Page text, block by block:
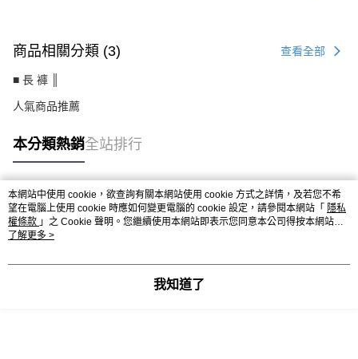
商品相關分類 (3) 查看全部
■ 長 褲 ║
人氣商品推薦
本分類熱銷全站排行
熱門標籤
本網站中使用 cookie，欲查詢有關本網站使用 cookie 方式之詳情，及若您不希
望在電腦上使用 cookie 時應如何變更電腦的 cookie 設定，請參閱本網站「 隱私
權條款 」之 Cookie 聲明。您繼續使用本網站即表示您同意本公司得按本網站使
用條款之 Cookie 聲明使用 cookie。
了解更多 >
我知道了